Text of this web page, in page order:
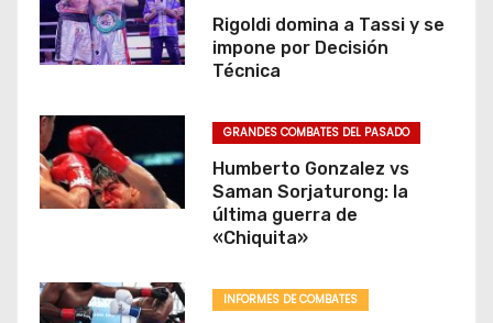
d
e
e
n
t
a
Rigoldi domina a Tassi y se
impone por Decisión
Técnica
GRANDES COMBATES DEL PASADO
Humberto Gonzalez vs
Saman Sorjaturong: la
última guerra de
«Chiquita»
INFORMES DE COMBATES